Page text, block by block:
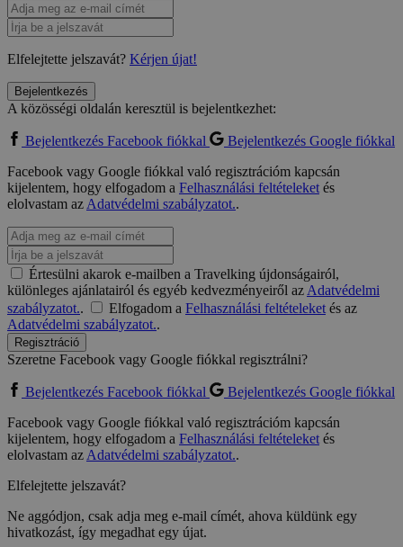
Elfelejtette jelszavát? Kérjen újat!
Bejelentkezés
A közösségi oldalán keresztül is bejelentkezhet:
Bejelentkezés Facebook fiókkal
Bejelentkezés Google fiókkal
Facebook vagy Google fiókkal való regisztrációm kapcsán
kijelentem, hogy elfogadom a Felhasználási feltételeketés
elolvastam azAdatvédelmi szabályzatot..
Értesülni akarok e-mailben a Travelking újdonságairól,
különleges ajánlatairól és egyéb kedvezményeiről azAdatvédelmi
szabályzatot.. Elfogadom a Felhasználási feltételeketés az
Adatvédelmi szabályzatot..
Regisztráció
Szeretne Facebook vagy Google fiókkal regisztrálni?
Bejelentkezés Facebook fiókkal
Bejelentkezés Google fiókkal
Facebook vagy Google fiókkal való regisztrációm kapcsán
kijelentem, hogy elfogadom a Felhasználási feltételeketés
elolvastam azAdatvédelmi szabályzatot..
Elfelejtette jelszavát?
Ne aggódjon, csak adja meg e-mail címét, ahova küldünk egy
hivatkozást, így megadhat egy újat.